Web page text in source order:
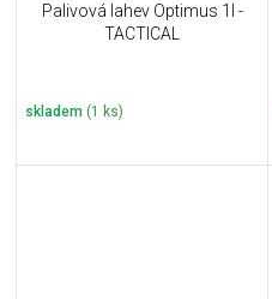
Palivová lahev Optimus 1l -
TACTICAL
skladem (1 ks)